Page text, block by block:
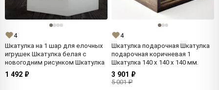
4
Шкатулка на 1 шар для елочных
игрушек Шкатулка белая с
новогодним рисунком Шкатулка
1 492 ₽
4
Шкатулка подарочная Шкатулка
подарочная коричневая 1
Шкатулка 140 x 140 x 140 мм.
3 901 ₽
5 001 ₽